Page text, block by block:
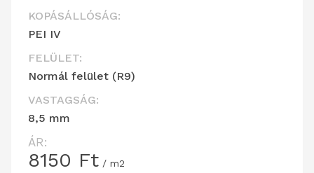
KOPÁSÁLLÓSÁG:
PEI IV
FELÜLET:
Normál felület (R9)
VASTAGSÁG:
8,5 mm
ÁR:
8150 Ft / m2